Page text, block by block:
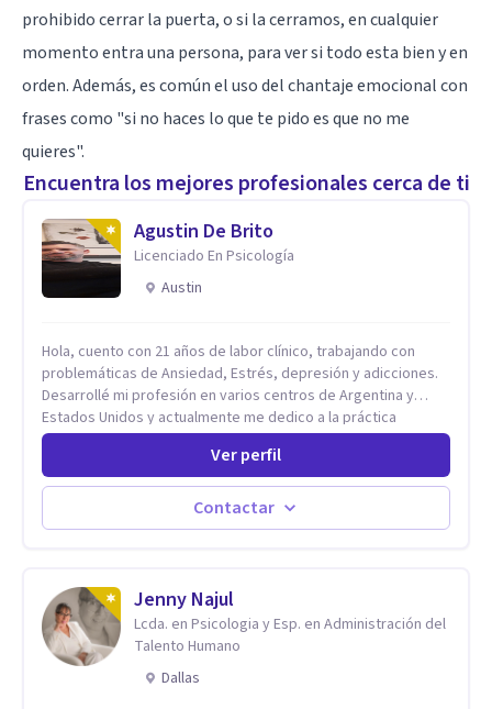
prohibido cerrar la puerta, o si la cerramos, en cualquier
momento entra una persona, para ver si todo esta bien y en
orden. Además, es común el uso del chantaje emocional con
frases como "si no haces lo que te pido es que no me
quieres".
Encuentra los mejores profesionales cerca de ti
Agustin De Brito
Licenciado En Psicología
Austin
Hola, cuento con 21 años de labor clínico, trabajando con
problemáticas de Ansiedad, Estrés, depresión y adicciones.
Desarrollé mi profesión en varios centros de Argentina y
Estados Unidos y actualmente me dedico a la práctica
privada. Utilizo terapias cognitivas conductuales basadas en
evidencia científica con comprobados resultados. Los
objetivos terapéuticos están centrados en brindar
herramientas concretas para el cambio, que permitan
desarrollar nuevas habilidades y estrategias basadas en la
Ver perfil
Contactar
Jenny Najul
Lcda. en Psicologia y Esp. en Administración del
Talento Humano
Dallas